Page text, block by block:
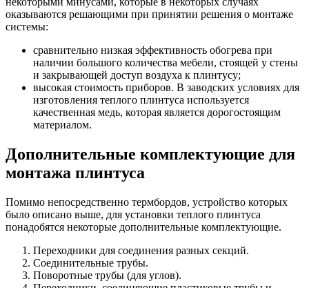
оказываются решающими при принятии решения о монтаже
системы:
сравнительно низкая эффективность обогрева при
наличии большого количества мебели, стоящей у стены
и закрывающей доступ воздуха к плинтусу;
высокая стоимость приборов. В заводских условиях для
изготовления теплого плинтуса используется
качественная медь, которая является дорогостоящим
материалом.
Дополнительные комплектующие для
монтажа плинтуса
Помимо непосредственно термбордов, устройство которых
было описано выше, для установки теплого плинтуса
понадобятся некоторые дополнительные комплектующие.
Переходники для соединения разных секций.
Соединительные трубы.
Поворотные трубы (для углов).